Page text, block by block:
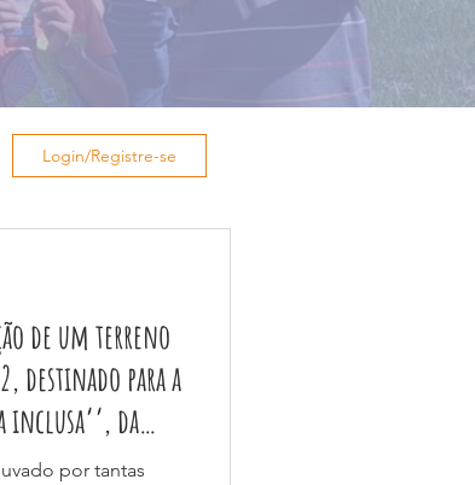
Login/Registre-se
de um terreno
destinado para a
inclusa’’, da
por tantas